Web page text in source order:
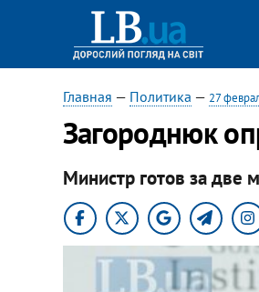
Главная — Политика — 27
Загороднюк
Министр готов за две